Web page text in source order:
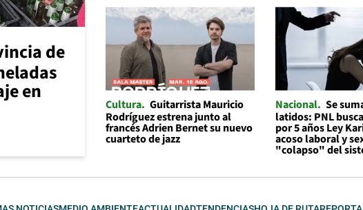
de
en
Cultura Guitarrista Mauricio
Rodríguez estrena junto al
francés Adrien Bernet su nuevo
cuarteto de jazz
Nacional Se
latidos: PNL
por 5 años Ley
acoso laboral y
"colapso" del